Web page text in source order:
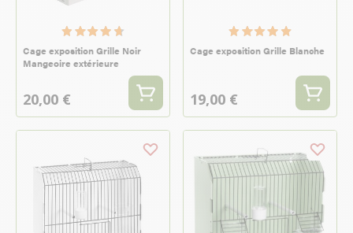
Cage exposition Grille Noir
Mangeoire extérieure
20,00 €
Cage exposition Grille Blanche
19,00 €